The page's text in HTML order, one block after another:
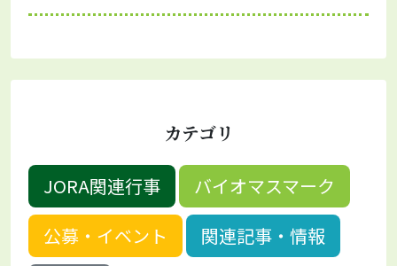
カテゴリ
JORA関連行事
バイオマスマーク
公募・イベント
関連記事・情報